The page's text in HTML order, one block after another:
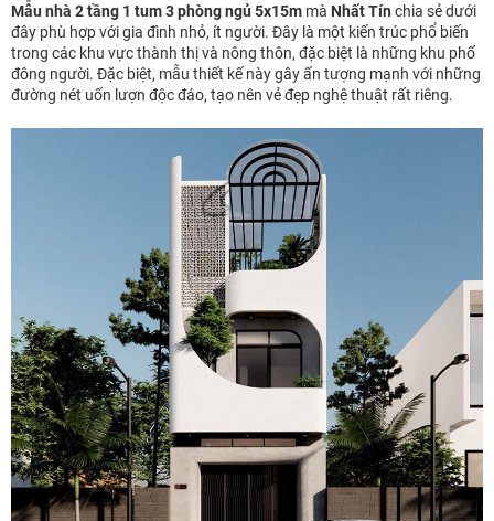
Mẫu nhà 2 tầng 1 tum 3 phòng ngủ 5x15m mà Nhất Tín chia sẻ dưới
đây phù hợp với gia đình nhỏ, ít người. Đây là một kiến trúc phổ biến
trong các khu vực thành thị và nông thôn, đặc biệt là những khu phố
đông người. Đặc biệt, mẫu thiết kế này gây ấn tượng mạnh với những
đường nét uốn lượn độc đáo, tạo nên vẻ đẹp nghệ thuật rất riêng.